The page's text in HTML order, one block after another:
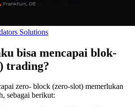
Solutions
bisa mencapai blok-
trading?
zero- block (zero-slot) memerlukan
sebagai berikut: